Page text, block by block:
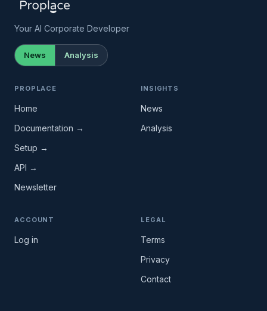
Your AI Corporate Developer
News Analysis
PROPLACE
Home
Documentation →
Setup →
API →
Newsletter
INSIGHTS
News
Analysis
ACCOUNT
Log in
LEGAL
Terms
Privacy
Contact